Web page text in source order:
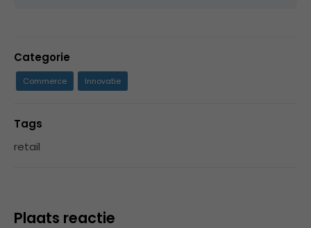
Categorie
Commerce Innovatie
Tags
retail
Plaats reactie